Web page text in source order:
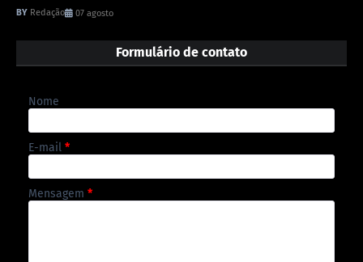
Redação 07 agosto
Formulário de contato
Nome
E-mail *
Mensagem *